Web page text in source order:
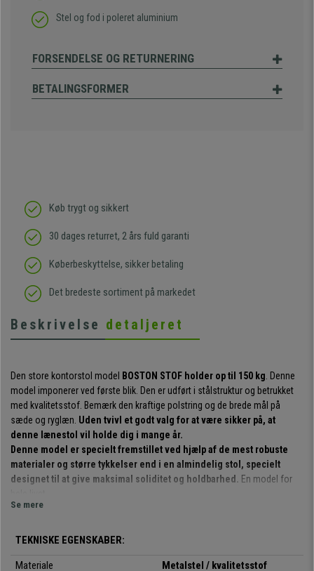
Stel og fod i poleret aluminium
FORSENDELSE OG RETURNERING
BETALINGSFORMER
Køb trygt og sikkert
30 dages returret, 2 års fuld garanti
Køberbeskyttelse, sikker betaling
Det bredeste sortiment på markedet
Beskrivelse detaljeret
Den store kontorstol model BOSTON STOF holder op til 150 kg . Denne
model imponerer ved første blik. Den er udført i stålstruktur og betrukket
med kvalitetsstof. Bemærk den kraftige polstring og de brede mål på
sæde og ryglæn. Uden tvivl et godt valg for at være sikker på, at
denne lænestol vil holde dig i mange år.
Denne model er specielt fremstillet ved hjælp af de mest robuste
materialer og større tykkelser end i en almindelig stol, specielt
designet til at give maksimal soliditet og holdbarhed.
En model for
dag.Den har en integreret nakkestøtte og polstrede armlæn, som er
Det er en meget komfortabel lænestol, som du vil have glæde af i mange
Se mere
TEKNISKE EGENSKABER:
Materiale
Metalstel / kvalitetsstof